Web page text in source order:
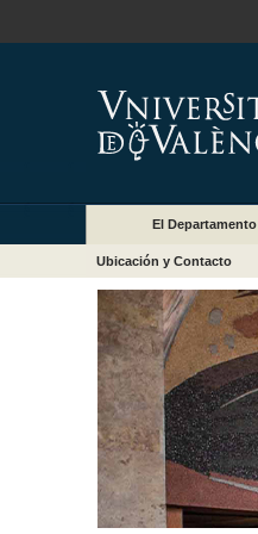
El Departamento
Ubicación y Contacto